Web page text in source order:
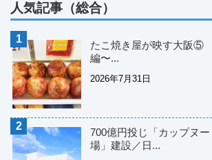
人気記事（総合）
たこ焼き屋が映す大阪⑤
編〜...
2026年7月31日
700億円投じ「カップヌ
場」建設／日...